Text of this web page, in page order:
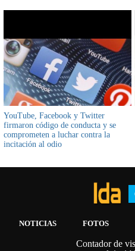
YouTube, Facebook y Twitter
firmaron código de conducta y se
comprometen a luchar contra la
incitación al odio
NOTICIAS FOTOS
Contador de